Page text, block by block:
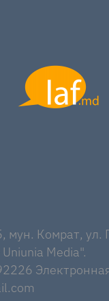
мун. Комрат, ул.
Media".